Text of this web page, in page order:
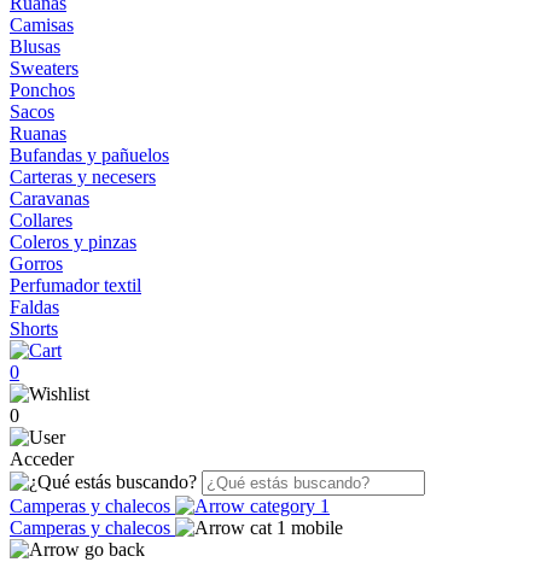
Camisas
Blusas
Sweaters
Ponchos
Sacos
Ruanas
Bufandas y pañuelos
Carteras y necesers
Caravanas
Collares
Coleros y pinzas
Gorros
Perfumador textil
Faldas
Shorts
0
0
Acceder
Camperas y chalecos
Camperas y chalecos